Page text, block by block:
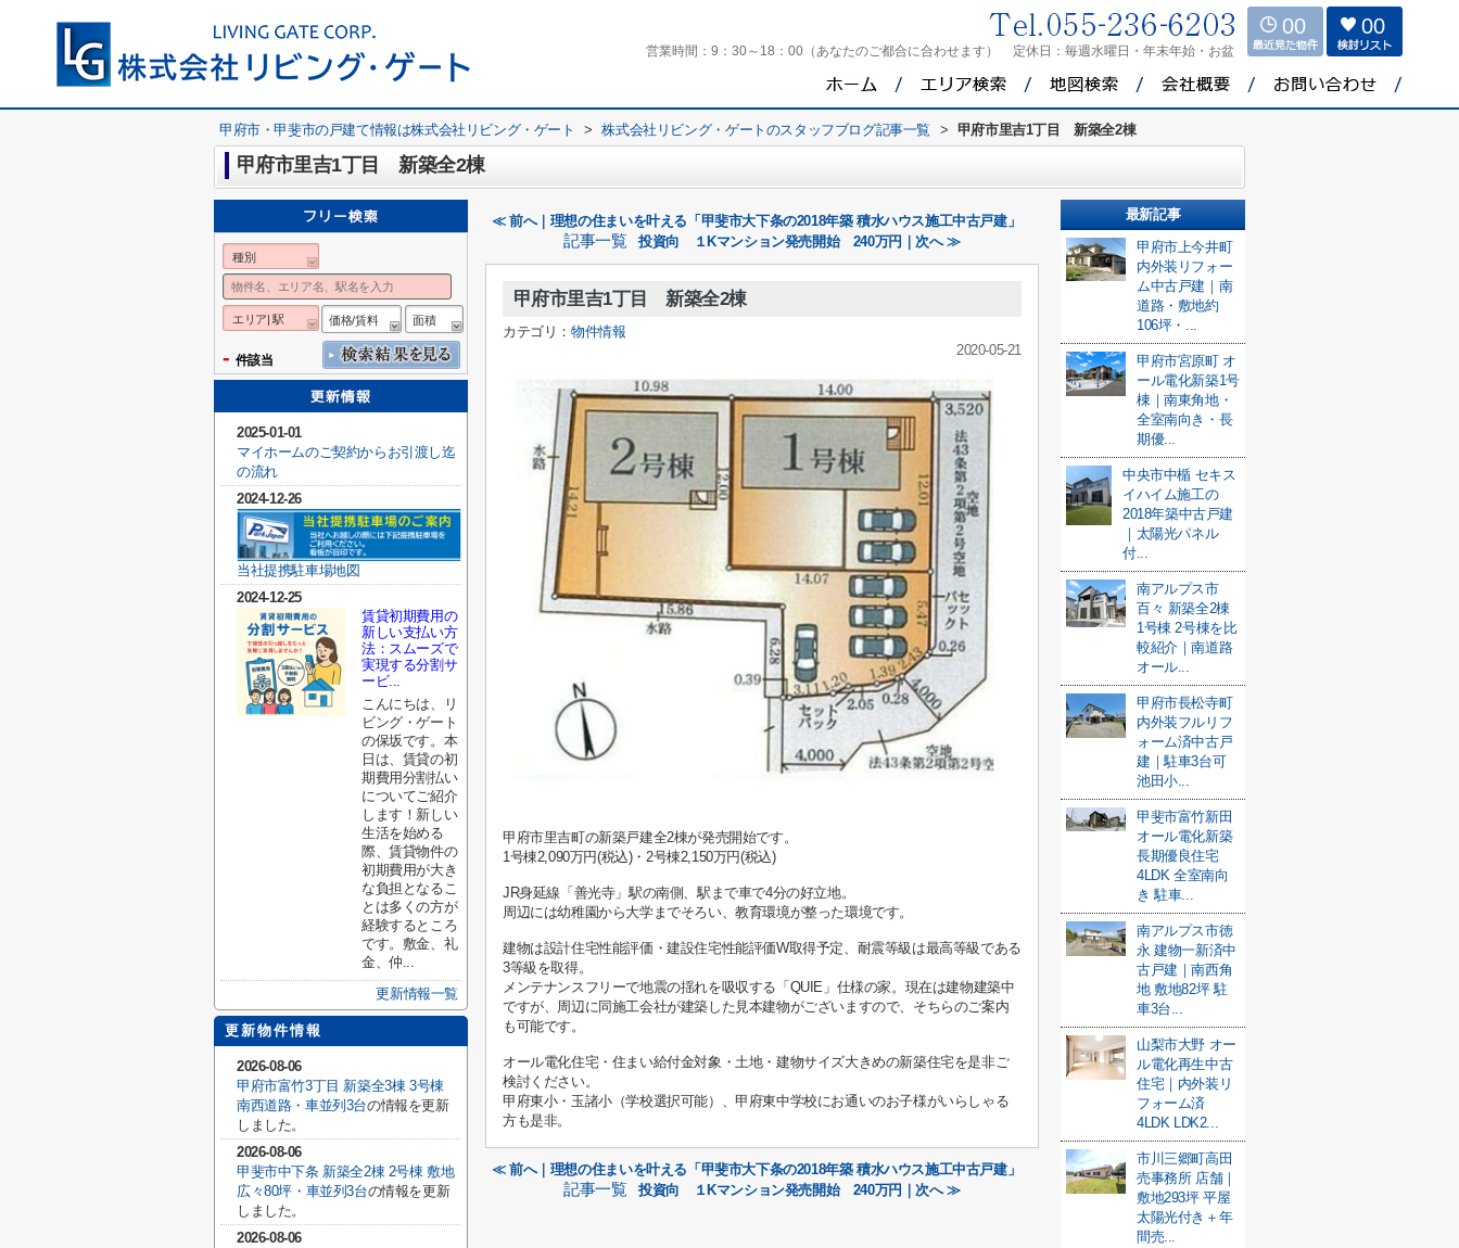
営業時間： 9：30～18：00（あなたのご都合に合わせます） 定休日： 毎週水曜日・年末年始・お盆
00 00
甲府市・甲斐市の戸建て情報は株式会社リビング・ゲート > 株式会社リビング・ゲートのスタッフブログ記事一覧 > 甲府市里吉1丁目 新築全2棟
甲府市里吉1丁目 新築全2棟
≪ 前へ｜理想の住まいを叶える「甲斐市大下条の2018年築 積水ハウス施工中古戸建」
記事一覧 投資向 １Kマンション発売開始 240万円｜次へ ≫
甲府市里吉1丁目 新築全2棟
カテゴリ：物件情報
2020-05-21
甲府市里吉町の新築戸建全2棟が発売開始です。
1号棟2,090万円(税込)・2号棟2,150万円(税込)
JR身延線「善光寺」駅の南側、駅まで車で4分の好立地。
周辺には幼稚園から大学までそろい、教育環境が整った環境です。
建物は設計住宅性能評価・建設住宅性能評価W取得予定、耐震等級は最高等級である
3等級を取得。
メンテナンスフリーで地震の揺れを吸収する「QUIE」仕様の家。現在は建物建築中
ですが、周辺に同施工会社が建築した見本建物がございますので、そちらのご案内
も可能です。
オール電化住宅・住まい給付金対象・土地・建物サイズ大きめの新築住宅を是非ご
検討ください。
甲府東小・玉諸小（学校選択可能）、甲府東中学校にお通いのお子様がいらしゃる
方も是非。
≪ 前へ｜理想の住まいを叶える「甲斐市大下条の2018年築 積水ハウス施工中古戸建」
記事一覧 投資向 １Kマンション発売開始 240万円｜次へ ≫
最新記事
甲府市上今井町
内外装リフォー
ム中古戸建｜南
道路・敷地約
106坪・...
甲府市宮原町 オ
ール電化新築1号
棟｜南東角地・
全室南向き・長
期優...
中央市中楯 セキス
イハイム施工の
2018年築中古戸建
｜太陽光パネル
付...
南アルプス市
百々 新築全2棟
1号棟 2号棟を比
較紹介｜南道路
オール...
甲府市長松寺町
内外装フルリフ
ォーム済中古戸
建｜駐車3台可
池田小...
甲斐市富竹新田
オール電化新築
長期優良住宅
4LDK 全室南向
き 駐車...
南アルプス市徳
永 建物一新済中
古戸建｜南西角
地 敷地82坪 駐
車3台...
山梨市大野 オー
ル電化再生中古
住宅｜内外装リ
フォーム済
4LDK LDK2...
市川三郷町高田
売事務所 店舗｜
敷地293坪 平屋
太陽光付き＋年
間売...
種別
エリア| 駅 価格/賃料 面積
- 件該当
2025-01-01
マイホームのご契約からお引渡し迄
の流れ
2024-12-26
当社提携駐車場地図
2024-12-25
賃貸初期費用の
新しい支払い方
法：スムーズで
実現する分割サ
ービ...
こんにちは、リ
ビング・ゲート
の保坂です。本
日は、賃貸の初
期費用分割払い
についてご紹介
します！新しい
生活を始める
際、賃貸物件の
初期費用が大き
な負担となるこ
とは多くの方が
経験するところ
です。敷金、礼
金、仲...
更新情報一覧
更新物件情報
2026-08-06
甲府市富竹3丁目 新築全3棟 3号棟
南西道路・車並列3台の情報を更新
しました。
2026-08-06
甲斐市中下条 新築全2棟 2号棟 敷地
広々80坪・車並列3台の情報を更新
しました。
2026-08-06